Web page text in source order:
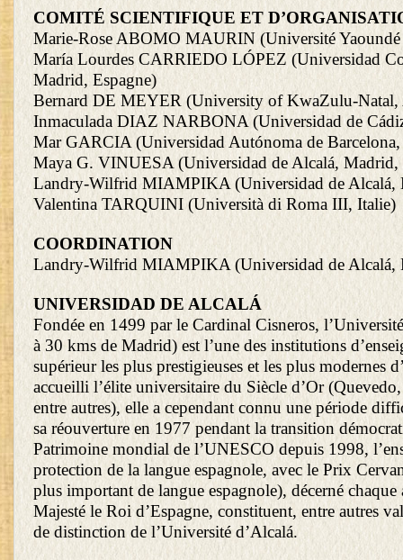
COMITÉ SCIENTIFIQUE ET
Marie-Rose ABOMO MAURIN (Université
María Lourdes CARRIEDO LÓPEZ (Universidad
Madrid, Espagne)
Bernard DE MEYER (University of KwaZulu-
Inmaculada DIAZ NARBONA (Universidad de
Mar GARCIA (Universidad Autónoma de Barcelona,
Maya G. VINUESA (Universidad de Alcalá, Madrid,
Landry-Wilfrid MIAMPIKA (Universidad de Alcalá,
Valentina TARQUINI (Università di Roma III, Italie)
COORDINATION
Landry-Wilfrid MIAMPIKA (Universidad de Alcalá,
UNIVERSIDAD DE ALCALÁ
Fondée en 1499 par le Cardinal Cisneros,
à 30 kms de Madrid) est l’une des institutions
supérieur les plus prestigieuses et les plus modernes
accueilli l’élite universitaire du Siècle d’Or
entre autres), elle a cependant connu une période
sa réouverture en 1977 pendant la transition
Patrimoine mondial de l’UNESCO depuis 1998,
protection de la langue espagnole, avec le Prix
plus important de langue espagnole), décerné chaque
Majesté le Roi d’Espagne, constituent, entre autres
de distinction de l’Université d’Alcalá.